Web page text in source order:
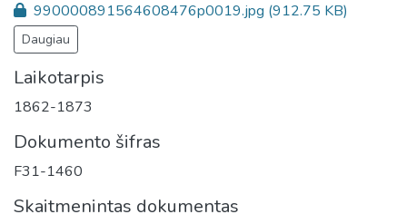
990000891564608476p0019.jpg (912.75 KB)
Daugiau
Laikotarpis
1862-1873
Dokumento šifras
F31-1460
Skaitmenintas dokumentas